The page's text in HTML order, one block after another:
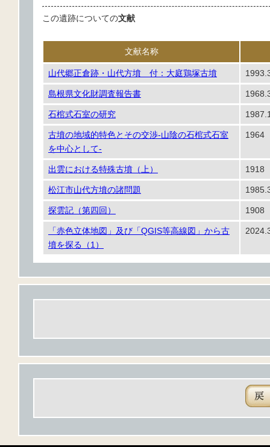
この遺跡についての文献
文献名称
山代郷正倉跡・山代方墳 付：大庭鶏塚古墳
島根県文化財調査報告書
石棺式石室の研究
古墳の地域的特色とその交渉-山陰の石棺式石室
を中心として-
1964
出雲における特殊古墳（上） 1918
松江市山代方墳の諸問題
探雲記（第四回） 1908
「赤色立体地図」及び「QGIS等高線図」から古
墳を探る（1）